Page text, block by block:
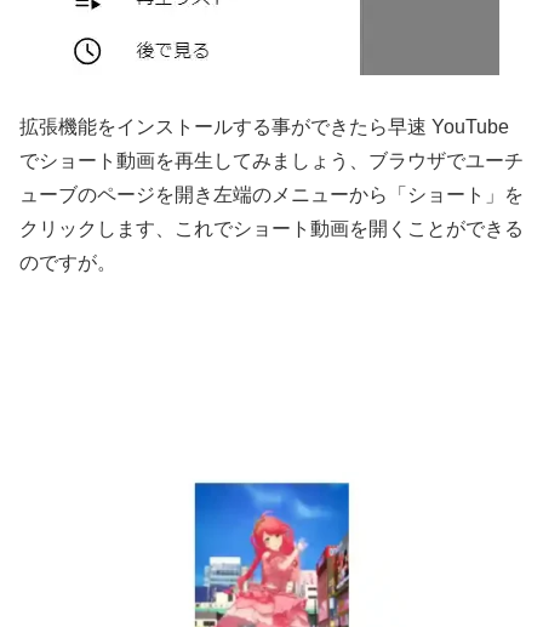
拡張機能をインストールする事ができたら早速 YouTube
でショート動画を再生してみましょう、ブラウザでユーチ
ューブのページを開き左端のメニューから「ショート」を
クリックします、これでショート動画を開くことができる
のですが。